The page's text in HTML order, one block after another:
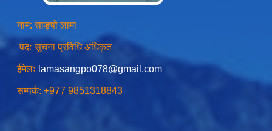
नाम: साङ्पो लामा
पदः सूचना प्रविधि अधिकृत
ईमेलः lamasangpo078@gmail.com
सम्पर्क: +977 9851318843